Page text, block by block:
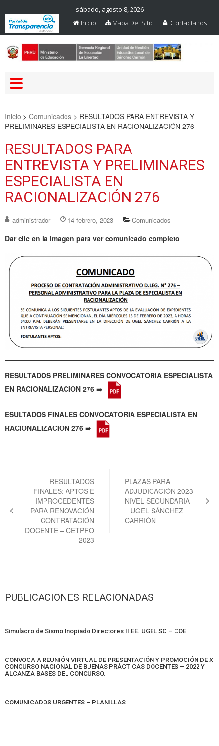
sábado, agosto 8, 2026
Inicio
Mapa Del Sitio Contactanos
Inicio > Comunicados > RESULTADOS PARA ENTREVISTA Y
PRELIMINARES ESPECIALISTA EN RACIONALIZACIÓN 276
RESULTADOS PARA
ENTREVISTA Y PRELIMINARES
ESPECIALISTA EN
RACIONALIZACIÓN 276
administrador 14 febrero, 2023 Comunicados
Dar clic en la imagen para ver comunicado completo
RESULTADOS PRELIMINARES CONVOCATORIA ESPECIALISTA
EN RACIONALIZACION 276 ➡️
ESULTADOS FINALES CONVOCATORIA ESPECIALISTA EN
RACIONALIZACION 276 ➡️
entradas
RESULTADOS
FINALES: APTOS E
IMPROCEDENTES
PARA RENOVACIÓN
CONTRATACIÓN
DOCENTE – CETPRO
2023
PLAZAS PARA
ADJUDICACIÓN 2023
NIVEL SECUNDARIA
– UGEL SÁNCHEZ
CARRIÓN
PUBLICACIONES RELACIONADAS
Simulacro de Sismo Inopiado Directores II.EE. UGEL SC – COE
CONVOCA A REUNIÓN VIRTUAL DE PRESENTACIÓN Y PROMOCIÓN DE X
CONCURSO NACIONAL DE BUENAS PRÁCTICAS DOCENTES – 2022 Y
ALCANZA BASES DEL CONCURSO.
COMUNICADOS URGENTES – PLANILLAS